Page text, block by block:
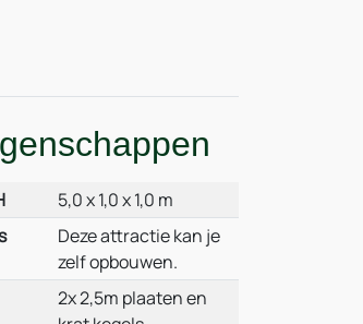
5,0 x 1,0 x 1,0 m
Deze attractie kan je
zelf opbouwen.
2x 2,5m plaaten en